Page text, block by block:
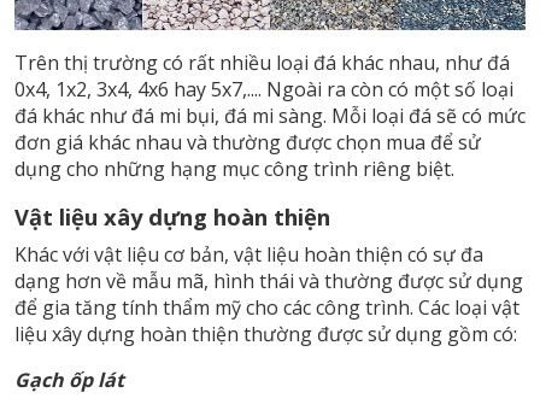
Trên thị trường có rất nhiều loại đá khác nhau, như đá
0x4, 1x2, 3x4, 4x6 hay 5x7,.... Ngoài ra còn có một số loại
đá khác như đá mi bụi, đá mi sàng. Mỗi loại đá sẽ có mức
đơn giá khác nhau và thường được chọn mua để sử
dụng cho những hạng mục công trình riêng biệt.
Vật liệu xây dựng hoàn thiện
Khác với vật liệu cơ bản, vật liệu hoàn thiện có sự đa
dạng hơn về mẫu mã, hình thái và thường được sử dụng
để gia tăng tính thẩm mỹ cho các công trình. Các loại vật
liệu xây dựng hoàn thiện thường được sử dụng gồm có:
Gạch ốp lát